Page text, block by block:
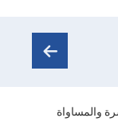
والمساواة